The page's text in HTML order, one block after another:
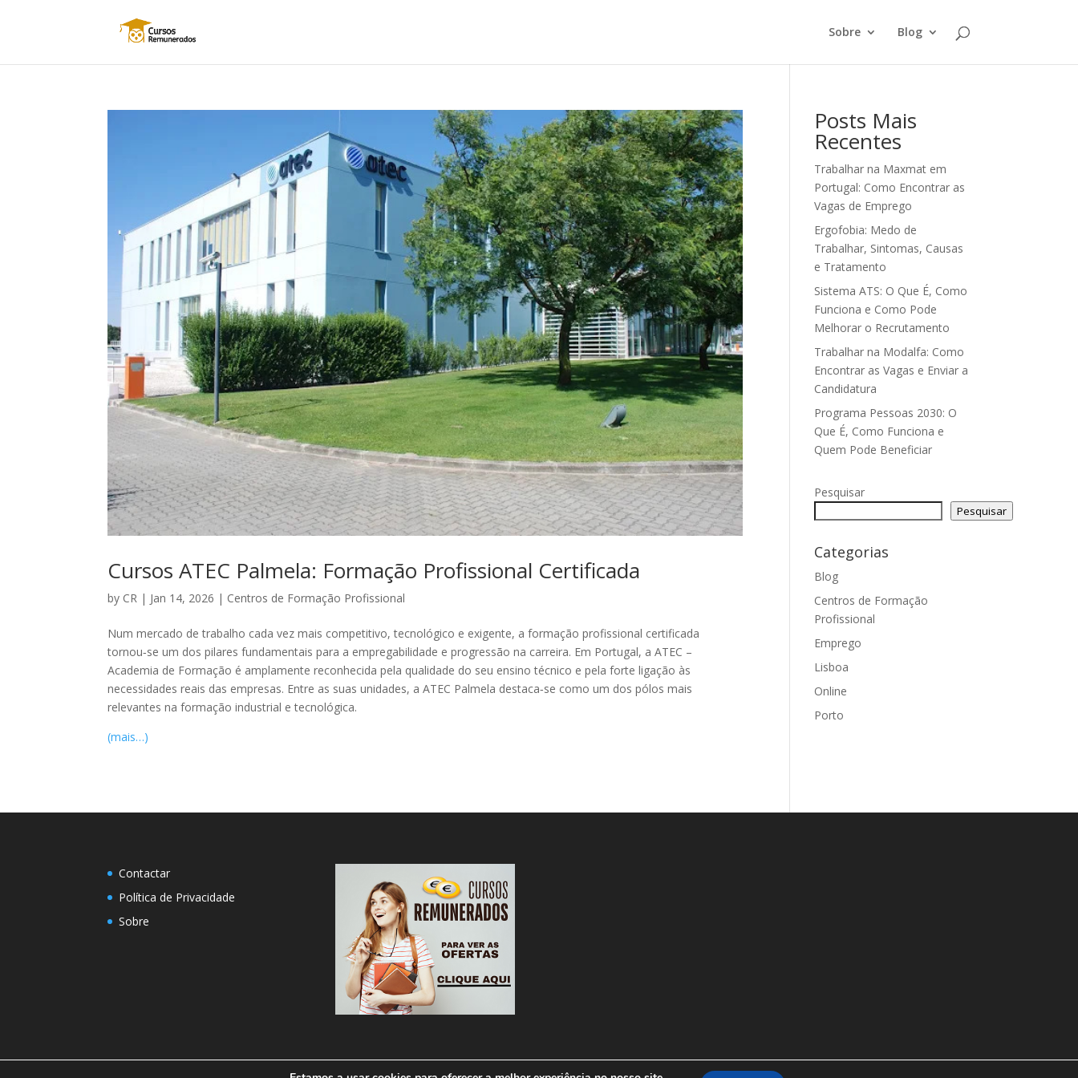
Sobre Blog
Cursos ATEC Palmela: Formação Profissional Certificada
by CR | Jan 14, 2026 | Centros de Formação Profissional
Num mercado de trabalho cada vez mais competitivo, tecnológico e exigente, a formação profissional certificada
tornou‑se um dos pilares fundamentais para a empregabilidade e progressão na carreira. Em Portugal, a ATEC –
Academia de Formação é amplamente reconhecida pela qualidade do seu ensino técnico e pela forte ligação às
necessidades reais das empresas. Entre as suas unidades, a ATEC Palmela destaca‑se como um dos pólos mais
relevantes na formação industrial e tecnológica.
(mais…)
Posts Mais
Recentes
Trabalhar na Maxmat em
Portugal: Como Encontrar as
Vagas de Emprego
Ergofobia: Medo de
Trabalhar, Sintomas, Causas
e Tratamento
Sistema ATS: O Que É, Como
Funciona e Como Pode
Melhorar o Recrutamento
Trabalhar na Modalfa: Como
Encontrar as Vagas e Enviar a
Candidatura
Programa Pessoas 2030: O
Que É, Como Funciona e
Quem Pode Beneficiar
Pesquisar
Pesquisar
Categorias
Blog
Centros de Formação
Profissional
Emprego
Lisboa
Online
Porto
Contactar
Política de Privacidade
Sobre